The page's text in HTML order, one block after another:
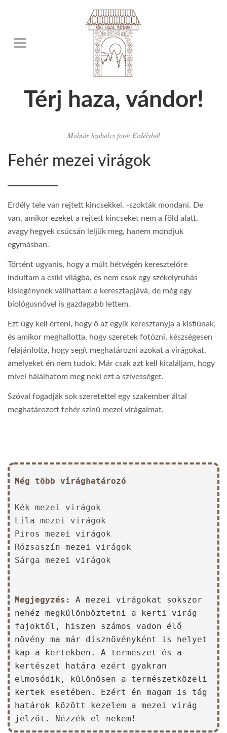
Térj haza, vándor!
Molnár Szabolcs fotói Erdélyből
Fehér mezei virágok
Erdély tele van rejtett kincsekkel. -szokták mondani. De
van, amikor ezeket a rejtett kincseket nem a föld alatt,
avagy hegyek csúcsán leljük meg, hanem mondjuk
egymásban.
Történt ugyanis, hogy a múlt hétvégén keresztelőre
indultam a csíki világba, és nem csak egy székelyruhás
kislegénynek vállhattam a keresztapjává, de még egy
biológusnővel is gazdagabb lettem.
Ezt úgy kell érteni, hogy ő az egyik keresztanyja a kisfiúnak,
és amikor meghallotta, hogy szeretek fotózni, készségesen
felajánlotta, hogy segít meghatározni azokat a virágokat,
amelyeket én nem tudok. Már csak azt kell kitaláljam, hogy
mivel hálálhatom meg neki ezt a szívességet.
Szóval fogadják sok szeretettel egy szakember által
meghatározott fehér színű mezei virágaimat.
Még több virághatározó
Kék mezei virágok
Lila mezei virágok
Piros mezei virágok
Rózsaszín mezei virágok
Sárga mezei virágok
Megjegyzés:
A mezei virágokat sokszor
nehéz megkülönböztetni a kerti virág
fajoktól, hiszen számos vadon élő
növény ma már dísznövényként is helyet
kap a kertekben. A természet és a
kertészet határa ezért gyakran
elmosódik, különösen a természetközeli
kertek esetében. Ezért én magam is tág
határok között kezelem a mezei virág
jelzőt. Nézzék el nekem!